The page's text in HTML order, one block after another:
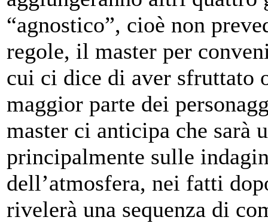
“agnostico”, cioè non
regole, il master per
cui ci dice di aver sfruttato
maggior parte dei
master ci anticipa che sarà
principalmente sulle
dell’atmosfera, nei fatti
rivelerà una sequenza di